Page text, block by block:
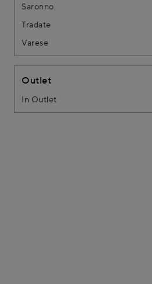
Saronno
Tradate
Varese
Outlet
In Outlet